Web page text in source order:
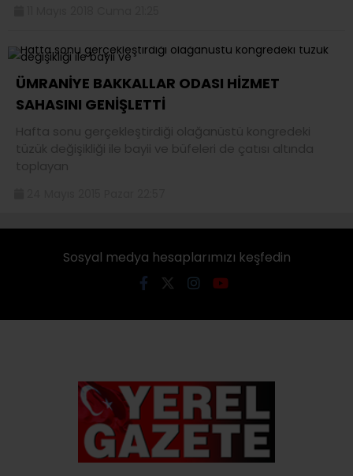
ÜMRANİYE BAKKALLAR ODASI HİZMET
SAHASINI GENİŞLETTİ
Hafta sonu gerçekleştirdiği olağanüstü kongredeki
tüzük değişikliği ile bayii ve büfeleri de çatısı altında
toplayan
Sosyal medya hesaplarımızı keşfedin